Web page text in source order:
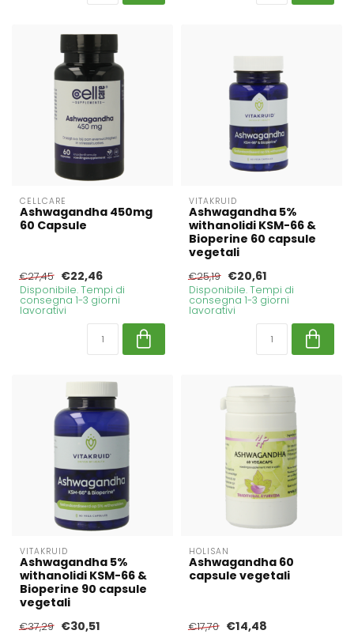
CELLCARE
Ashwagandha 450mg
60 Capsule
€27,45 €22,46
Disponibile. Tempi di
consegna 1-3 giorni
lavorativi
VITAKRUID
Ashwagandha 5%
withanolidi KSM-66 &
Bioperine 60 capsule
vegetali
€25,19 €20,61
Disponibile. Tempi di
consegna 1-3 giorni
lavorativi
VITAKRUID
Ashwagandha 5%
withanolidi KSM-66 &
Bioperine 90 capsule
vegetali
€37,29 €30,51
HOLISAN
Ashwagandha 60
capsule vegetali
€17,70 €14,48